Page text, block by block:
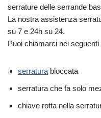
serrature delle serrande
La nostra assistenza
su 7 e 24h su 24.
Puoi chiamarci nei seguenti
serratura bloccata
serratura che fa solo
chiave rotta nella